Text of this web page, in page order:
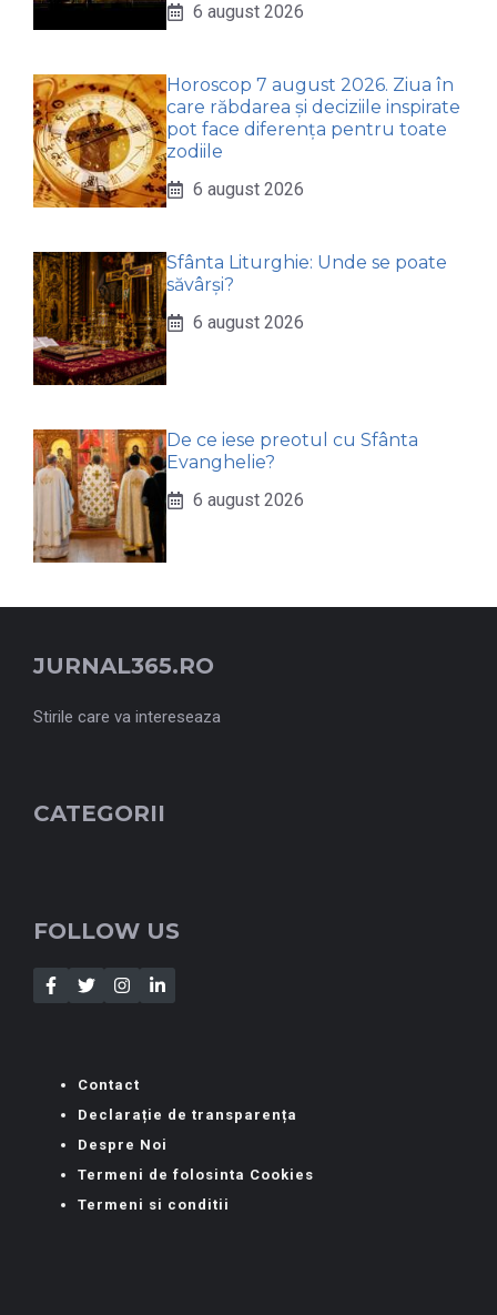
6 august 2026
Horoscop 7 august 2026. Ziua în
care răbdarea și deciziile inspirate
pot face diferența pentru toate
zodiile
6 august 2026
Sfânta Liturghie: Unde se poate
săvârși?
6 august 2026
De ce iese preotul cu Sfânta
Evanghelie?
6 august 2026
JURNAL365.RO
Stirile care va intereseaza
CATEGORII
FOLLOW US
Contact
Declarație de transparența
Despre Noi
Termeni de folosinta Cookies
Termeni si conditii